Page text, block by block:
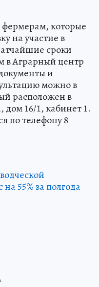
которые
на участие в
сроки
в Аграрный центр
и
можно в
расположен в
16/1, кабинет 1.
по телефону 8
55% за полгода